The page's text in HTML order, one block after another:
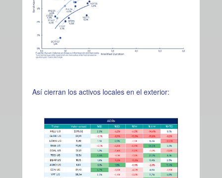
Así cierran los activos locales en el exterior: